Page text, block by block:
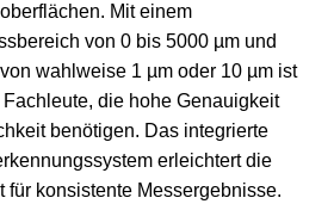
Mit einem
von 0 bis 5000 µm und
wahlweise 1 µm oder 10 µm ist
die hohe Genauigkeit
benötigen. Das integrierte
erleichtert die
für konsistente Messergebnisse.